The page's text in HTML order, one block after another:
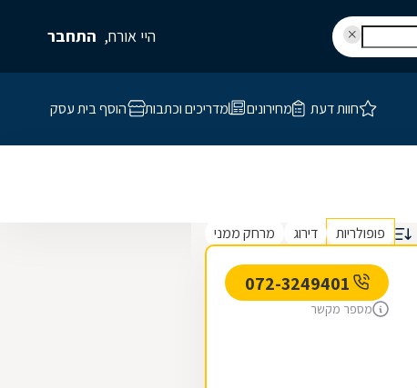
היי אורח, התחבר
חוות דעת מחירונים מדריכים וכתבות הוסף בית עסק
פופולריות דירוג מרחק ממני
מספר מקשר